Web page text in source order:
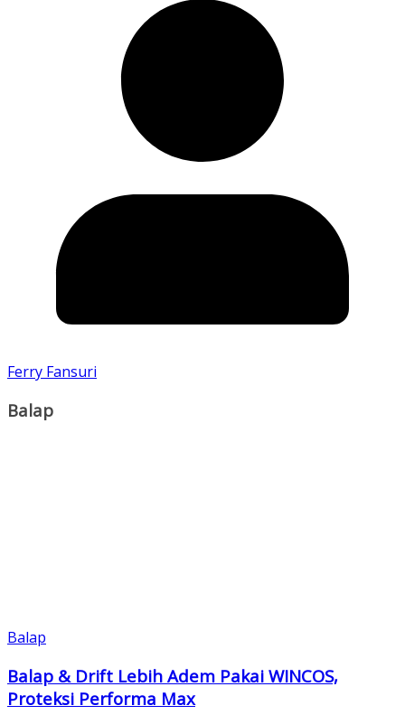
Ferry Fansuri
Balap
Balap
Balap & Drift Lebih Adem Pakai WINCOS,
Proteksi Performa Max